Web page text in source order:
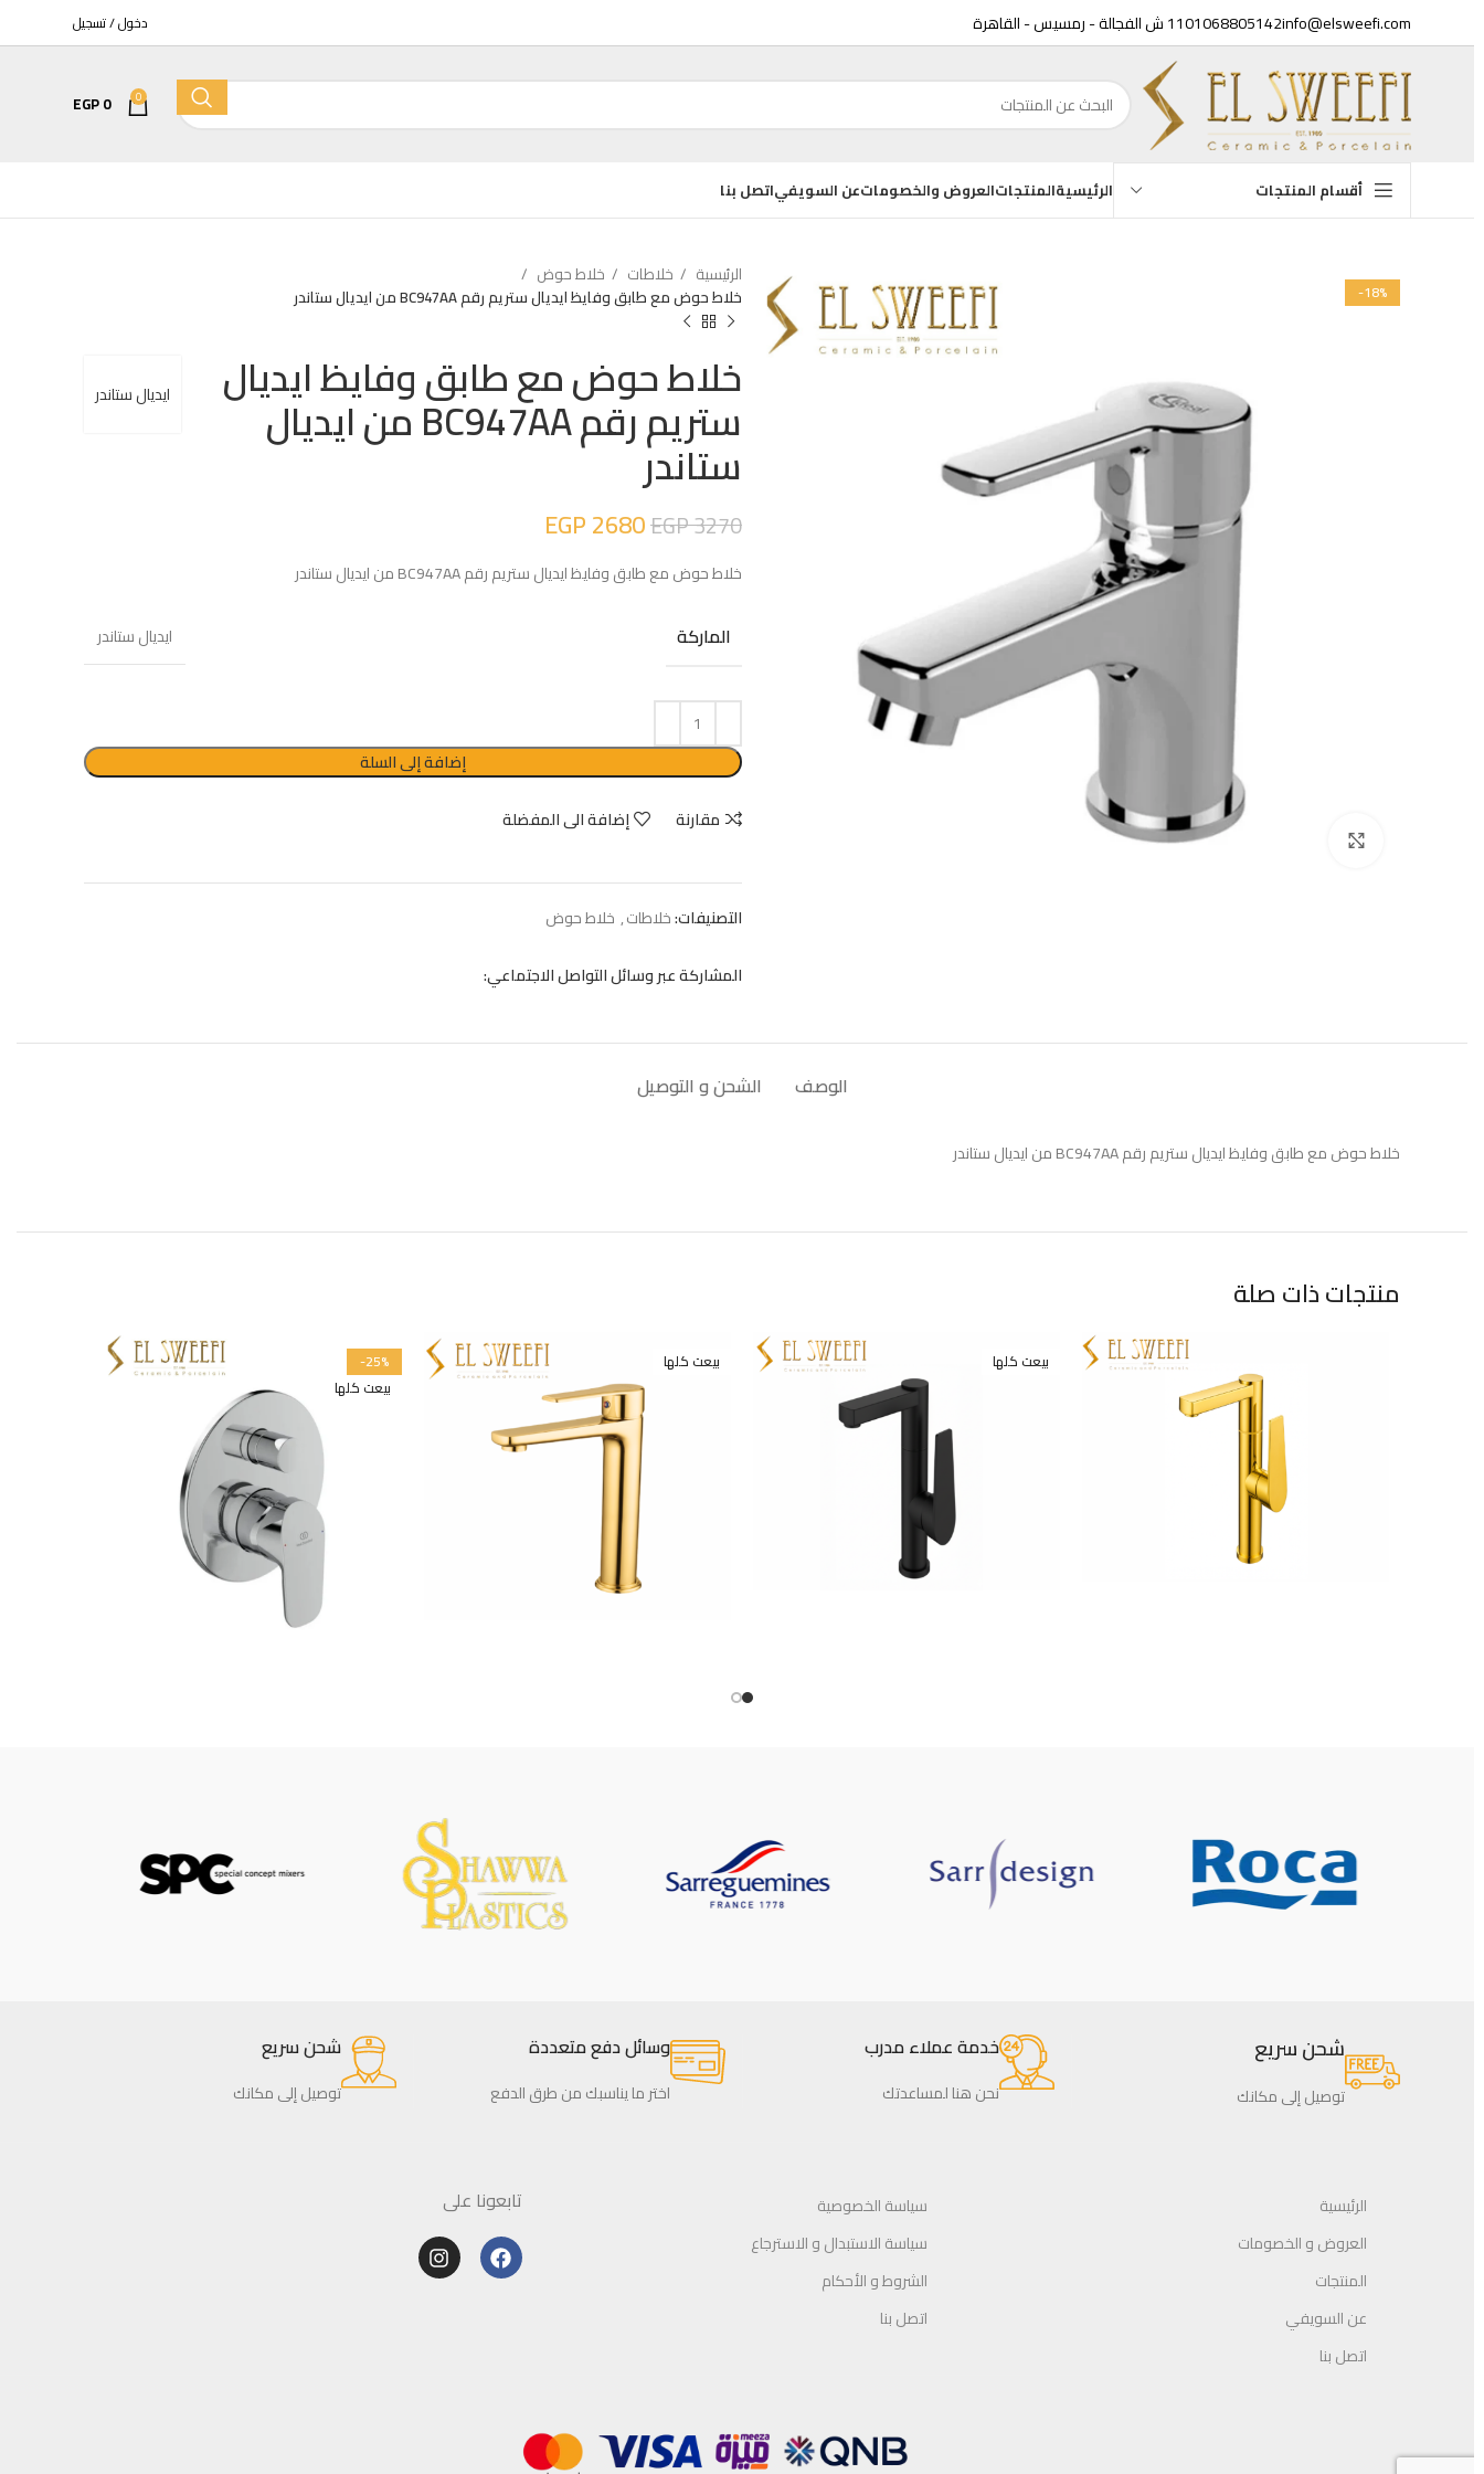
info@elsweefi.com
0106880514211 ش الفجالة - رمسيس - القاهرة دخول / تسجيل
0
EGP0
أقسام المنتجات
أحواض ديكور
حوض كيب تايد Q 55 سم بالعامود المعلق
EGP4100
EGP 3075
7525
الرئيسيةالمنتجاتالعروض والخصوماتعن السويفياتصل بنا
-18%
الرئيسية خلاطات
خلاط حوض
خلاط حوض مع طابق وفايظ ايديال ستريم رقم BC947AA من ايديال ستاندر
ايديال ستاندر خلاط حوض مع طابق وفايظ ايديال
ستريم رقم BC947AA من ايديال
ستاندر
EGP3270
EGP2680
خلاط حوض مع طابق وفايظ ايديال ستريم رقم BC947AA من ايديال ستاندر
الماركة ايديال ستاندر
إضافة إلى السلة
مقارنة
إضافة الى المفضلة
التصنيفات:خلاطات, خلاط حوض
المشاركة عبر وسائل التواصل الاجتماعي:
الوصف الشحن و التوصيل
خلاط حوض مع طابق وفايظ ايديال ستريم رقم BC947AA من ايديال ستاندر
منتجات ذات صلة
بيعت كلها بيعت كلها
-25%
بيعت كلها
شحن سريع
توصيل إلى مكانك
خدمة عملاء مدرب
نحن هنا لمساعدتك
وسائل دفع متعددة
اختر ما يناسبك من طرق الدفع
شحن سريع
توصيل إلى مكانك
الرئيسية
العروض و الخصومات
المنتجات
عن السويفي
اتصل بنا
سياسة الخصوصية
سياسة الاستبدال و الاسترجاع
الشروط و الأحكام
اتصل بنا
تابعونا على